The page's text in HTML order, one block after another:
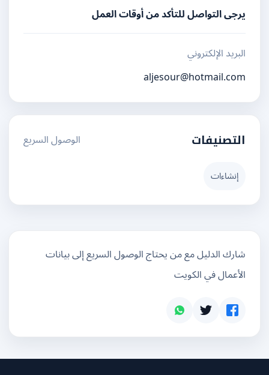
يرجى التواصل للتأكد من أوقات العمل
البريد الإلكتروني
aljesour@hotmail.com
التصنيفات الوصول السريع
إنشاءات
شارك الدليل مع من يحتاج الوصول السريع إلى بيانات
الأعمال في الكويت